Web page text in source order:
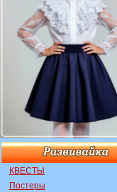
КВЕСТЫ
Постеры